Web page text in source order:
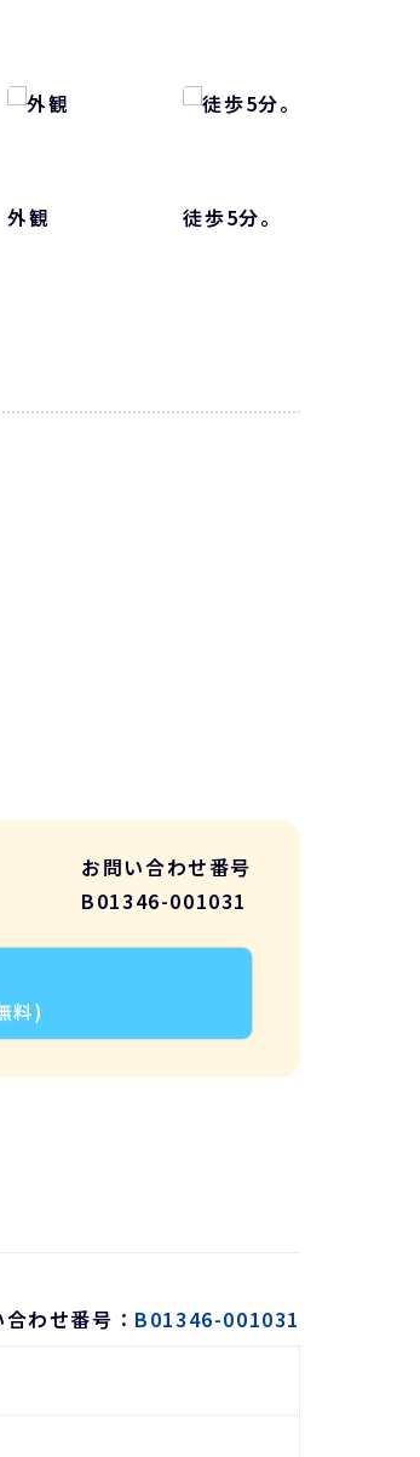
外観 徒歩5分。
お問い合わせ番号
B01346-001031
料)
わせ番号： B01346-001031